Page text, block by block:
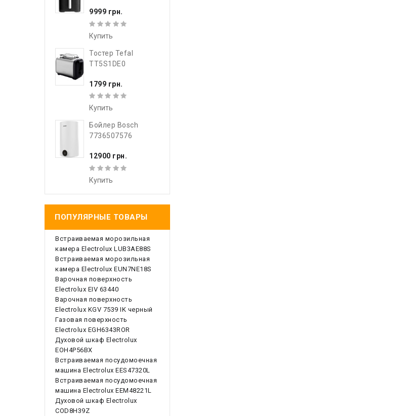
9999 грн.
Купить
Тостер Tefal
TT5S1DE0
1799 грн.
Купить
Бойлер Bosch
7736507576
12900 грн.
Купить
ПОПУЛЯРНЫЕ ТОВАРЫ
Встраиваемая морозильная
камера Electrolux LUB3AE88S
Встраиваемая морозильная
камера Electrolux EUN7NE18S
Варочная поверхность
Electrolux EIV 63440
Варочная поверхность
Electrolux KGV 7539 IK черный
Газовая поверхность
Electrolux EGH6343ROR
Духовой шкаф Electrolux
EOH4P56BX
Встраиваемая посудомоечная
машина Electrolux EES47320L
Встраиваемая посудомоечная
машина Electrolux EEM48221L
Духовой шкаф Electrolux
COD8H39Z